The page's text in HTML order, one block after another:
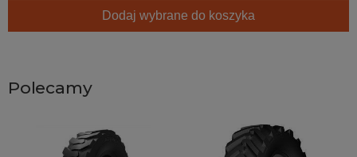
Dodaj wybrane do koszyka
Polecamy